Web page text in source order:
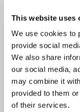
This website uses
We use cookies to
provide social
We also share
our social media,
may combine it
provided to them
of their services.
at gro i kasser ude
mere mening, at vi
Kenneth.
Grøntsagen skal